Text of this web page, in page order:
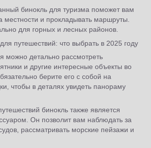
бинокль для туризма поможет вам
местности и прокладывать маршруты.
для горных и лесных районов.
детально рассмотреть
и другие интересные объекты во
берите его с собой на
чтобы в деталях увидеть панораму
бинокль также является
Он позволит вам наблюдать за
рассматривать морские пейзажи и